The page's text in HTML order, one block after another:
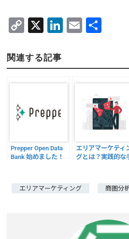
C
p
y
Li
k
X
Li
e
dI
E
l
関連する記事
Prepper Open Data
Bank 始めました！
エリアマーケティ
グとは？実践的な
エリアマーケティング 商圏分